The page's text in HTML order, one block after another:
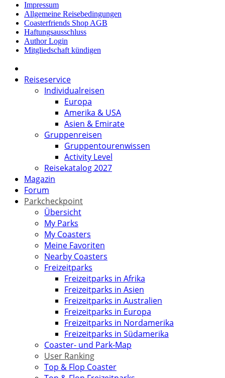
Impressum
Allgemeine Reisebedingungen
Coasterfriends Shop AGB
Haftungsausschluss
Author Login
Mitgliedschaft kündigen
Reiseservice
Individualreisen
Europa
Amerika & USA
Asien & Emirate
Gruppenreisen
Gruppentourenwissen
Activity Level
Reisekatalog 2027
Magazin
Forum
Parkcheckpoint
Übersicht
My Parks
My Coasters
Meine Favoriten
Nearby Coasters
Freizeitparks
Freizeitparks in Afrika
Freizeitparks in Asien
Freizeitparks in Australien
Freizeitparks in Europa
Freizeitparks in Nordamerika
Freizeitparks in Südamerika
Coaster- und Park-Map
User Ranking
Top & Flop Coaster